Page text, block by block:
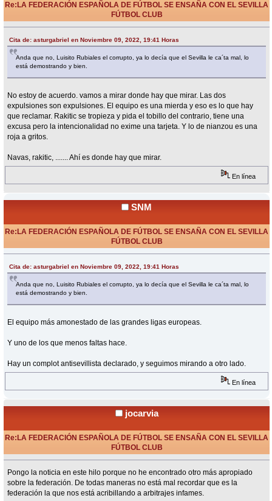
Re:LA FEDERACIÓN ESPAÑOLA DE FÚTBOL SE ENSAÑA CON EL SEVILLA
FÚTBOL CLUB
Cita de: asturgabriel en Noviembre 09, 2022, 19:41 Horas
Anda que no, Luisito Rubiales el corrupto, ya lo decía que el Sevilla le ca´ta mal, lo
está demostrando y bien.
No estoy de acuerdo. vamos a mirar donde hay que mirar. Las dos
expulsiones son expulsiones. El equipo es una mierda y eso es lo que hay
que reclamar. Rakitic se tropieza y pida el tobillo del contrario, tiene una
excusa pero la intencionalidad no exime una tarjeta. Y lo de nianzou es una
roja a gritos.
Navas, rakitic, ....... Ahí es donde hay que mirar.
En línea
SNM
Re:LA FEDERACIÓN ESPAÑOLA DE FÚTBOL SE ENSAÑA CON EL SEVILLA
FÚTBOL CLUB
Cita de: asturgabriel en Noviembre 09, 2022, 19:41 Horas
Anda que no, Luisito Rubiales el corrupto, ya lo decía que el Sevilla le ca´ta mal, lo
está demostrando y bien.
El equipo más amonestado de las grandes ligas europeas.
Y uno de los que menos faltas hace.
Hay un complot antisevillista declarado, y seguimos mirando a otro lado.
En línea
jocarvia
Re:LA FEDERACIÓN ESPAÑOLA DE FÚTBOL SE ENSAÑA CON EL SEVILLA
FÚTBOL CLUB
Pongo la noticia en este hilo porque no he encontrado otro más apropiado
sobre la federación. De todas maneras no está mal recordar que es la
federación la que nos está acribillando a arbitrajes infames.